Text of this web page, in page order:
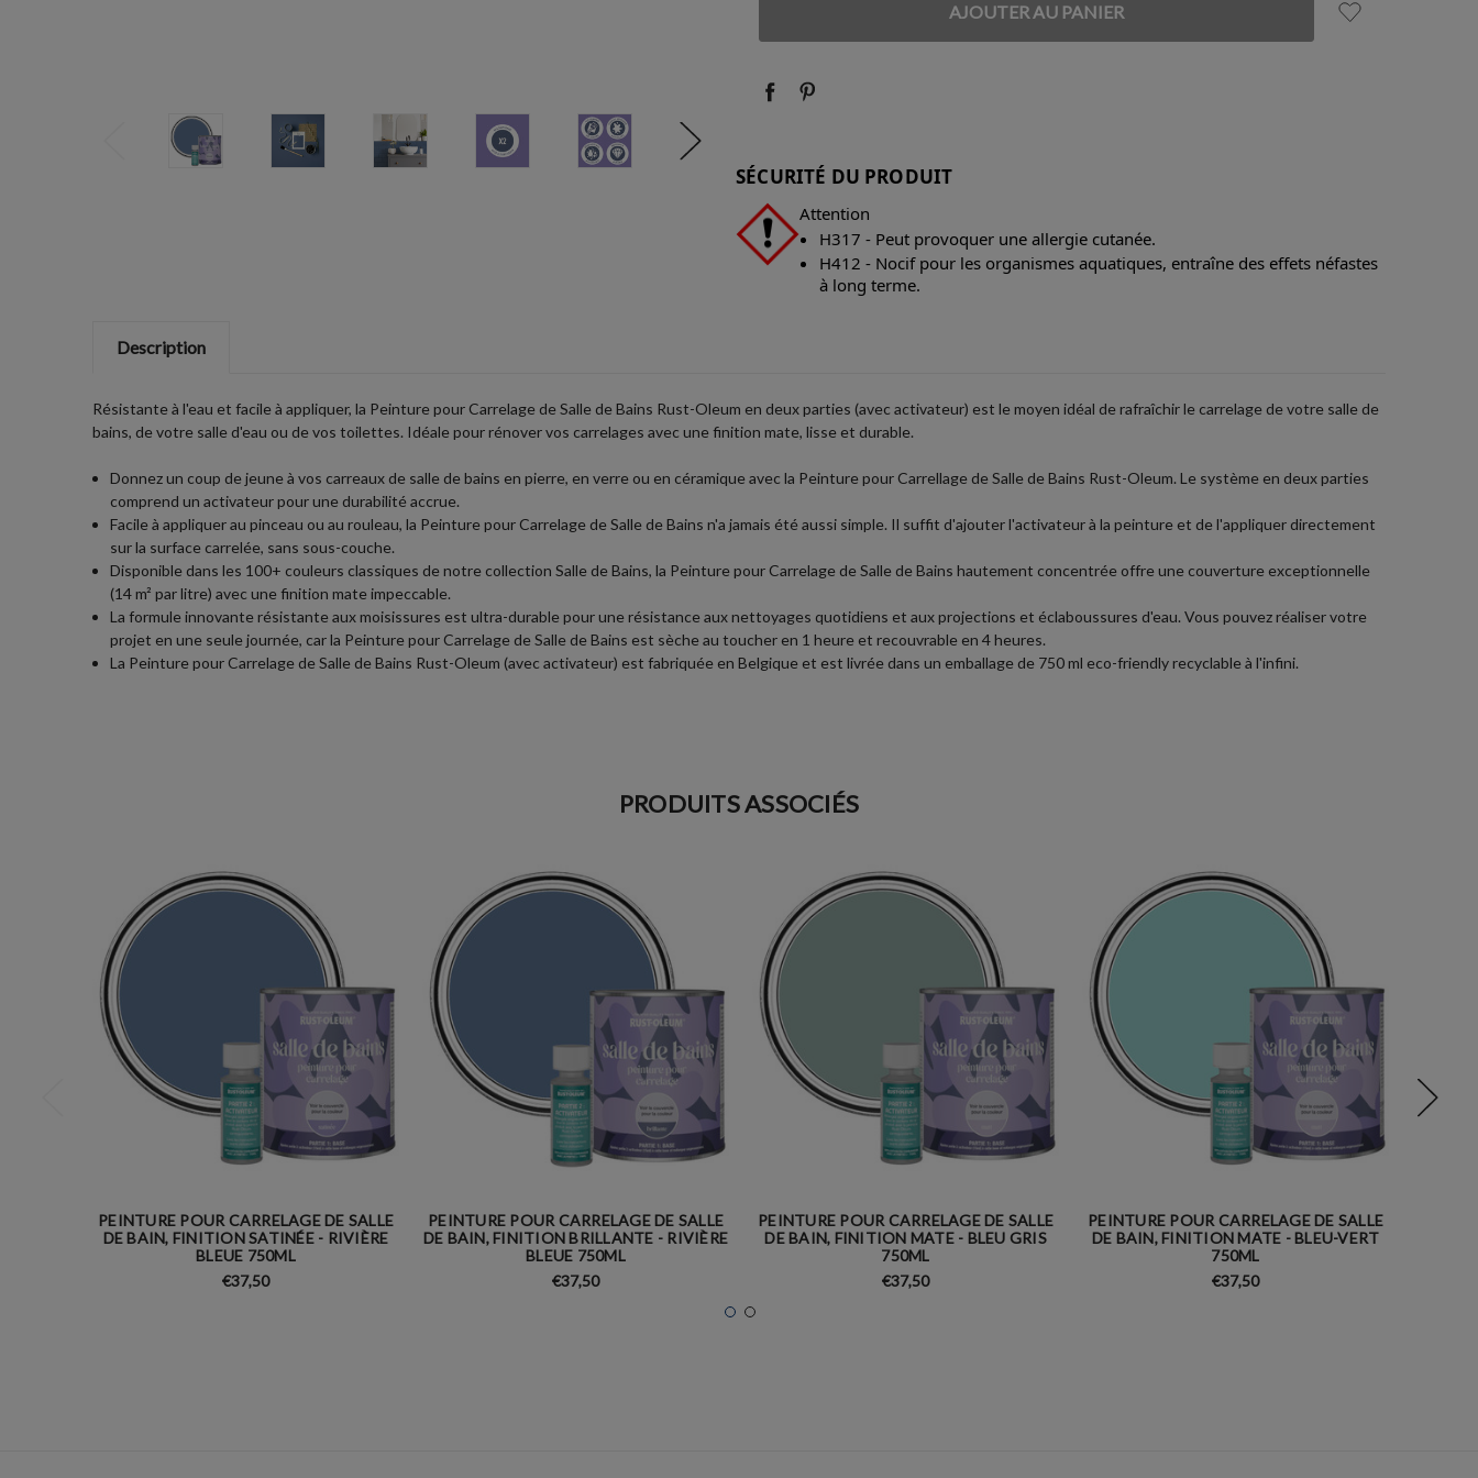
:
:
SÉCURITÉ DU PRODUIT
Attention
H317 - Peut provoquer une allergie cutanée.
H412 - Nocif pour les organismes aquatiques, entraîne des effets néfastes
à long terme.
Description
Résistante à l'eau et facile à appliquer, la Peinture pour Carrelage de Salle de Bains Rust-Oleum en deux parties (avec activateur) est le moyen idéal de rafraîchir le carrelage de votre salle de
bains, de votre salle d'eau ou de vos toilettes. Idéale pour rénover vos carrelages avec une finition mate, lisse et durable.
Donnez un coup de jeune à vos carreaux de salle de bains en pierre, en verre ou en céramique avec la Peinture pour Carrellage de Salle de Bains Rust-Oleum. Le système en deux parties
comprend un activateur pour une durabilité accrue.
Facile à appliquer au pinceau ou au rouleau, la Peinture pour Carrelage de Salle de Bains n'a jamais été aussi simple. Il suffit d'ajouter l'activateur à la peinture et de l'appliquer directement
sur la surface carrelée, sans sous-couche.
Disponible dans les 100+ couleurs classiques de notre collection Salle de Bains, la Peinture pour Carrelage de Salle de Bains hautement concentrée offre une couverture exceptionnelle
(14 m² par litre) avec une finition mate impeccable.
La formule innovante résistante aux moisissures est ultra-durable pour une résistance aux nettoyages quotidiens et aux projections et éclaboussures d'eau. Vous pouvez réaliser votre
projet en une seule journée, car la Peinture pour Carrelage de Salle de Bains est sèche au toucher en 1 heure et recouvrable en 4 heures.
La Peinture pour Carrelage de Salle de Bains Rust-Oleum (avec activateur) est fabriquée en Belgique et est livrée dans un emballage de 750 ml eco-friendly recyclable à l'infini.
PRODUITS ASSOCIÉS
PEINTURE POUR CARRELAGE DE SALLE
DE BAIN, FINITION SATINÉE - RIVIÈRE
BLEUE 750ML
€37,50
PEINTURE POUR CARRELAGE DE SALLE
DE BAIN, FINITION BRILLANTE - RIVIÈRE
BLEUE 750ML
€37,50
PEINTURE POUR CARRELAGE DE SALLE
DE BAIN, FINITION MATE - BLEU GRIS
750ML
€37,50
PEINTURE POUR CARRELAGE DE SALLE
DE BAIN, FINITION MATE - BLEU-VERT
750ML
€37,50